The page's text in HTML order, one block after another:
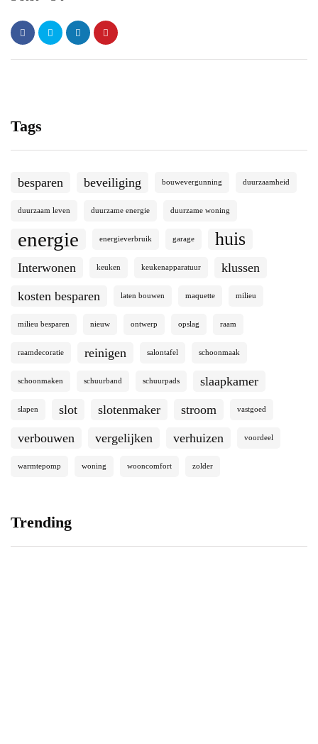
Tags
besparen beveiliging bouwevergunning duurzaamheid
duurzaam leven duurzame energie duurzame woning
energie energieverbruik garage huis
Interwonen keuken keukenapparatuur
klussen
kosten besparen
laten bouwen maquette milieu
milieu besparen nieuw ontwerp opslag raam
raamdecoratie reinigen salontafel schoonmaak
schoonmaken schuurband schuurpads slaapkamer
slapen slot slotenmaker stroom vastgoed
verbouwen vergelijken verhuizen voordeel
warmtepomp woning wooncomfort zolder
Trending